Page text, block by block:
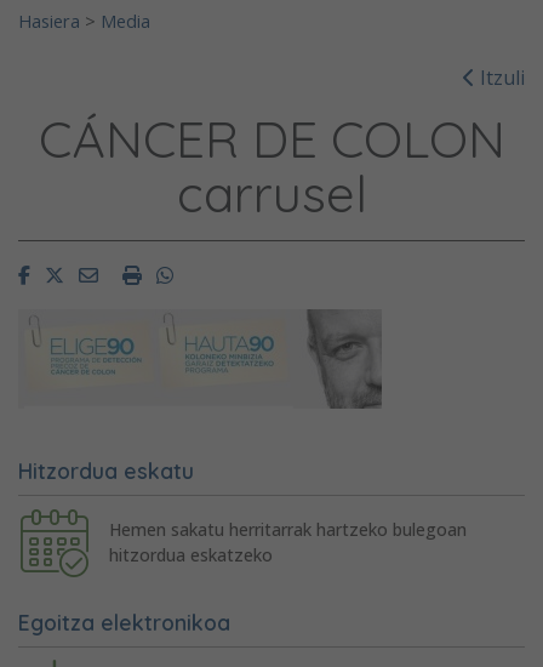
Hasiera > Media
Itzuli
CÁNCER DE COLON
carrusel
FacebookTwitterEmailImprimirWhatsapp
Hitzordua eskatu
Hemen sakatu herritarrak hartzeko bulegoan
hitzordua eskatzeko
Egoitza elektronikoa